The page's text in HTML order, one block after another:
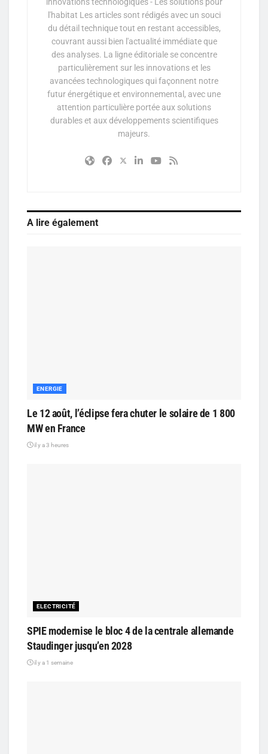
l'habitat Les articles sont rédigés avec un souci
du détail technique tout en restant accessibles,
couvrant aussi bien l'actualité immédiate que
des analyses. La ligne éditoriale se concentre
particulièrement sur les innovations et les
avancées technologiques qui façonnent notre
futur énergétique et environnemental, avec une
attention particulière portée aux solutions
durables et aux développements scientifiques
majeurs.
A lire également
ENERGIE
Le 12 août, l’éclipse fera chuter le solaire de 1 800
MW en France
il y a 3 heures
ELECTRICITÉ
SPIE modernise le bloc 4 de la centrale allemande
Staudinger jusqu’en 2028
il y a 1 semaine